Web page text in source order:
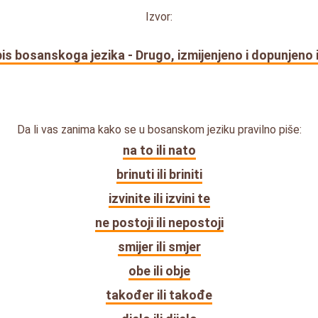
Izvor:
bosanskoga jezika - Drugo, izmijenjeno i dopunjeno
Da li vas zanima kako se u bosanskom jeziku pravilno piše:
na to ili nato
brinuti ili briniti
izvinite ili izvini te
ne postoji ili nepostoji
smijer ili smjer
obe ili obje
također ili takođe